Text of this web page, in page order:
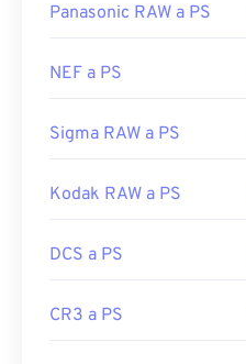
Panasonic RAW a PS
NEF a PS
Sigma RAW a PS
Kodak RAW a PS
DCS a PS
CR3 a PS